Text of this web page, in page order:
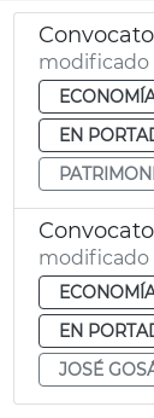
modificado
EN
modificado
EN
JOSÉ